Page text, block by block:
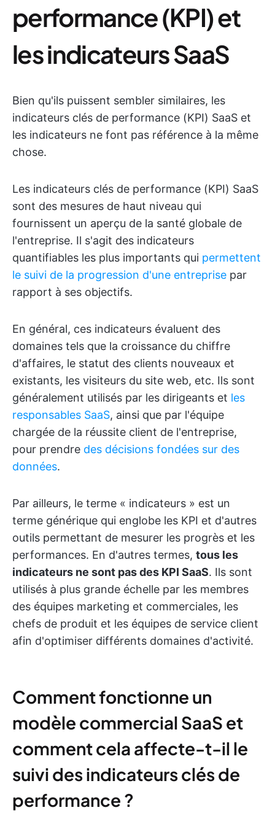
performance (KPI) et
les indicateurs SaaS
Bien qu'ils puissent sembler similaires, les
indicateurs clés de performance (KPI) SaaS et
les indicateurs ne font pas référence à la même
chose.
Les indicateurs clés de performance (KPI) SaaS
sont des mesures de haut niveau qui
fournissent un aperçu de la santé globale de
l'entreprise. Il s'agit des indicateurs
quantifiables les plus importants qui permettent
le suivi de la progression d'une entreprise par
rapport à ses objectifs.
En général, ces indicateurs évaluent des
domaines tels que la croissance du chiffre
d'affaires, le statut des clients nouveaux et
existants, les visiteurs du site web, etc. Ils sont
généralement utilisés par les dirigeants et les
responsables SaaS, ainsi que par l'équipe
chargée de la réussite client de l'entreprise,
pour prendre des décisions fondées sur des
données.
Par ailleurs, le terme « indicateurs » est un
terme générique qui englobe les KPI et d'autres
outils permettant de mesurer les progrès et les
performances. En d'autres termes, tous les
indicateurs ne sont pas des KPI SaaS. Ils sont
utilisés à plus grande échelle par les membres
des équipes marketing et commerciales, les
chefs de produit et les équipes de service client
afin d'optimiser différents domaines d'activité.
Comment fonctionne un
modèle commercial SaaS et
comment cela affecte-t-il le
suivi des indicateurs clés de
performance ?